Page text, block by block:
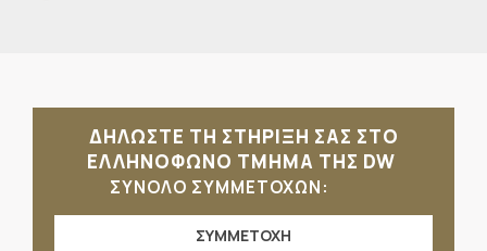
ΔΗΛΩΣΤΕ ΤΗ ΣΤΗΡΙΞΗ ΣΑΣ ΣΤΟ
ΕΛΛΗΝΟΦΩΝΟ ΤΜΗΜΑ ΤΗΣ DW
ΣΥΝΟΛΟ ΣΥΜΜΕΤΟΧΩΝ:
ΣΥΜΜΕΤΟΧΗ